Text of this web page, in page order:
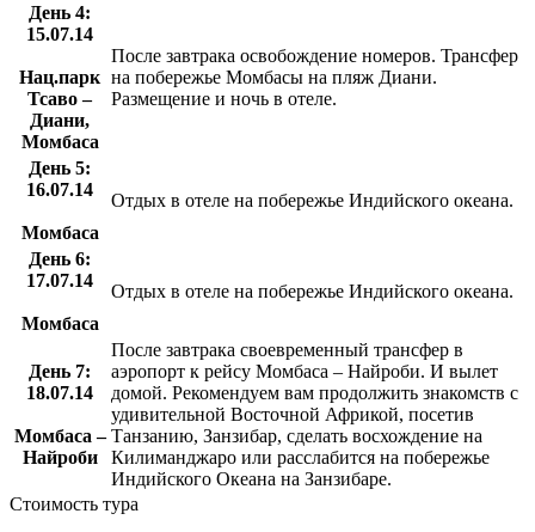
День 4:
15.07.14
Нац.парк
Тсаво –
Диани,
Момбаса
После завтрака освобождение номеров. Трансфер
на побережье Момбасы на пляж Диани.
Размещение и ночь в отеле.
День 5:
16.07.14
Момбаса
Отдых в отеле на побережье Индийского океана.
День 6:
17.07.14
Момбаса
Отдых в отеле на побережье Индийского океана.
День 7:
18.07.14
Момбаса –
Найроби
После завтрака своевременный трансфер в
аэропорт к рейсу Момбаса – Найроби. И вылет
домой. Рекомендуем вам продолжить знакомств с
удивительной Восточной Африкой, посетив
Танзанию, Занзибар, сделать восхождение на
Килиманджаро или расслабится на побережье
Индийского Океана на Занзибаре.
Стоимость тура